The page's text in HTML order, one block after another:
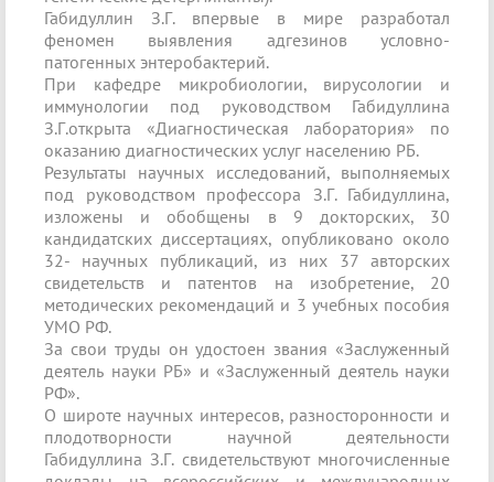
Габидуллин З.Г. впервые в мире разработал
феномен выявления адгезинов условно-
патогенных энтеробактерий.
При кафедре микробиологии, вирусологии и
иммунологии под руководством Габидуллина
З.Г.открыта «Диагностическая лаборатория» по
оказанию диагностических услуг населению РБ.
Результаты научных исследований, выполняемых
под руководством профессора З.Г. Габидуллина,
изложены и обобщены в 9 докторских, 30
кандидатских диссертациях, опубликовано около
32- научных публикаций, из них 37 авторских
свидетельств и патентов на изобретение, 20
методических рекомендаций и 3 учебных пособия
УМО РФ.
За свои труды он удостоен звания «Заслуженный
деятель науки РБ» и «Заслуженный деятель науки
РФ».
О широте научных интересов, разносторонности и
плодотворности научной деятельности
Габидуллина З.Г. свидетельствуют многочисленные